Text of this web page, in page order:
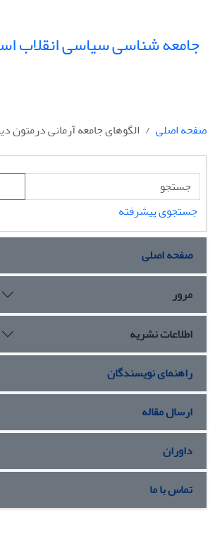
جامعه شناسی سیاسی انقلاب
صفحه اصلی الگوهای جامعه آرمانی درمتون
جستجوی پیشرفته
صفحه اصلی
مرور
اطلاعات نشریه
راهنمای نویسندگان
ارسال مقاله
داوران
تماس با ما